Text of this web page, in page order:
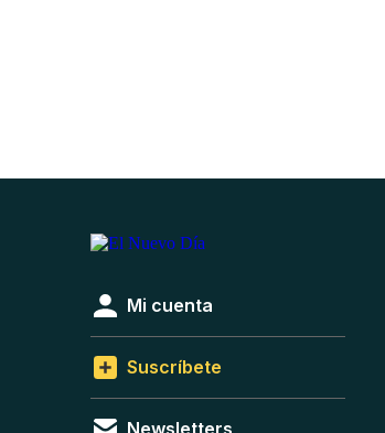
Mi cuenta
Suscríbete
Newsletters